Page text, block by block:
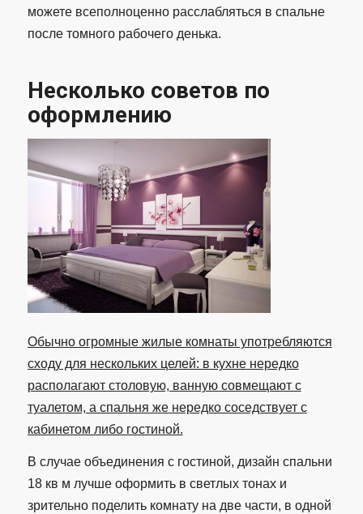
можете всеполноценно расслабляться в спальне
после томного рабочего денька.
Несколько советов по
оформлению
Обычно огромные жилые комнаты употребляются
сходу для нескольких целей: в кухне нередко
располагают столовую, ванную совмещают с
туалетом, а спальня же нередко соседствует с
кабинетом либо гостиной.
В случае объединения с гостиной, дизайн спальни
18 кв м лучше оформить в светлых тонах и
зрительно поделить комнату на две части, в одной